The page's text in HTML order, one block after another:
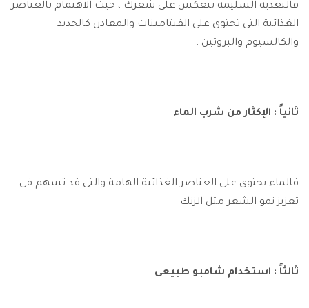
فالتغذية السليمة تنعكس على شعرك ، حيث الاهتمام بالعناصر
الغذائية التي تحتوى على الفيتامينات والمعادن كالحديد
والكالسيوم والبروتين .
ثانياً : الإكثار من شرب الماء
فالماء يحتوى على العناصر الغذائية الهامة والتي قد تسهم في
تعزيز نمو الشعر مثل الزنك
ثالثاً : استخدام شامبو طبيعى